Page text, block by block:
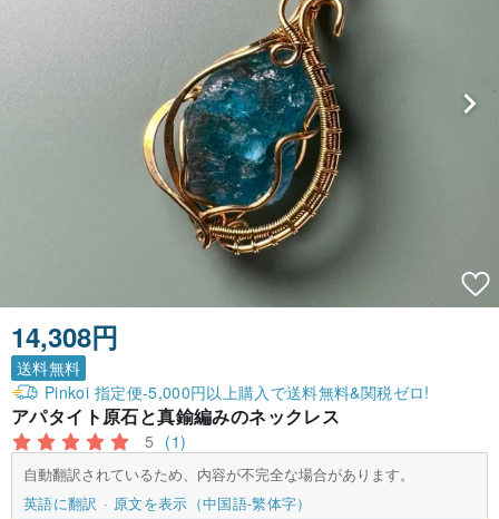
14,308円
送料無料
Pinkoi 指定便-5,000円以上購入で送料無料&関税ゼロ!
アパタイト原石と真鍮編みのネックレス
5 (1)
自動翻訳されているため、内容が不完全な場合があります。
英語に翻訳
原文を表示（中国語-繁体字）